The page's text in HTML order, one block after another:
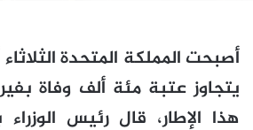
أصبحت المملكة المتحدة
يتجاوز عتبة مئة ألف وفاة
هذا الإطار، قال رئيس